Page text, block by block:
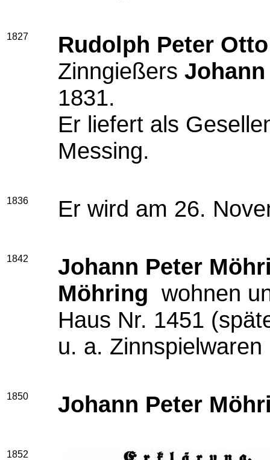
1827
Rudolph Peter
Zinngießers
1831.
Er liefert als
Messing.
1836 Er wird am 26.
1842
Johann Peter
Möhring wohnen
Haus Nr. 1451
u. a.
1850 Johann Peter
1852